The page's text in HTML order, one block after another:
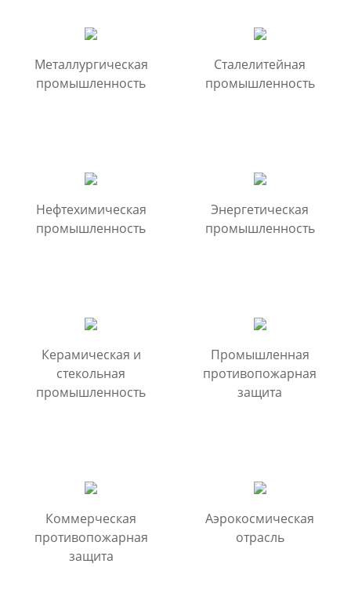
Металлургическая
промышленность
Сталелитейная
промышленность
Нефтехимическая
промышленность
Энергетическая
промышленность
Керамическая и
стекольная
промышленность
Промышленная
противопожарная
защита
Коммерческая
противопожарная
защита
Аэрокосмическая
отрасль